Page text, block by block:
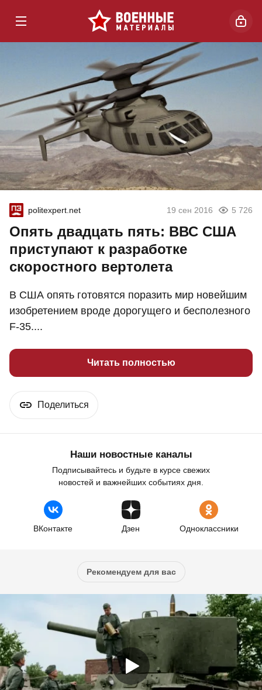
politexpert.net 19 сен 2016 5 726
Опять двадцать пять: ВВС США
приступают к разработке
скоростного вертолета
В США опять готовятся поразить мир новейшим
изобретением вроде дорогущего и бесполезного
F-35....
Читать полностью
Поделиться
Наши новостные каналы
Подписывайтесь и будьте в курсе свежих
новостей и важнейших событиях дня.
ВКонтакте Дзен Одноклассники
Рекомендуем для вас